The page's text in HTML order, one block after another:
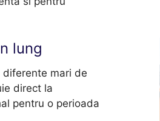
lung
diferente mari de
direct la
pentru o perioada